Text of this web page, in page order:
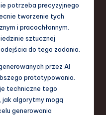
potrzeba precyzyjnego
tworzenie tych
i pracochłonnym.
sztucznej
do tego zadania.
przez AI
prototypowania.
techniczne tego
jak algorytmy mogą
generowania